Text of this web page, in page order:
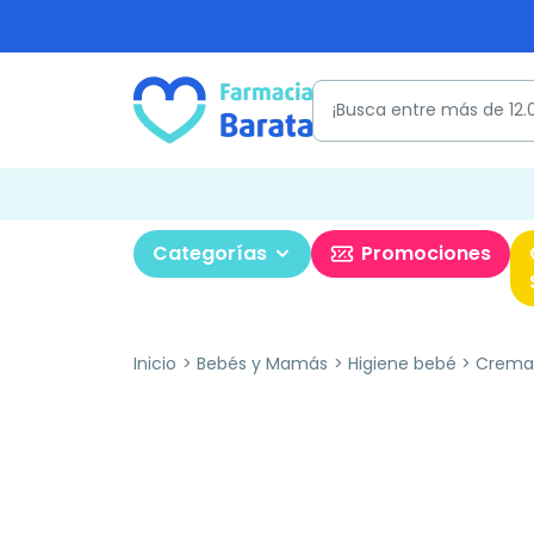
Categorías Promociones
Inicio Bebés y Mamás Higiene bebé